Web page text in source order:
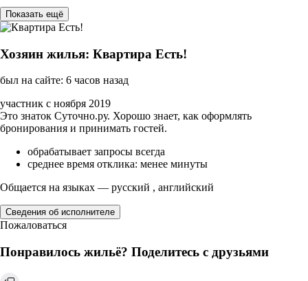
Показать ещё
Хозяин жилья: Квартира Есть!
был на сайте: 6 часов назад
участник с ноября 2019
Это знаток Суточно.ру. Хорошо знает, как оформлять
бронирования и принимать гостей.
обрабатывает запросы всегда
среднее время отклика: менее минуты
Общается на языках — русский , английский
Сведения об исполнителе
Пожаловаться
Понравилось жильё? Поделитесь с друзьями